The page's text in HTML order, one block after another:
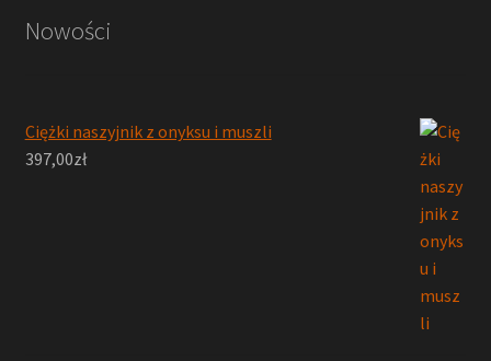
Nowości
Ciężki naszyjnik z onyksu i muszli
397,00zł